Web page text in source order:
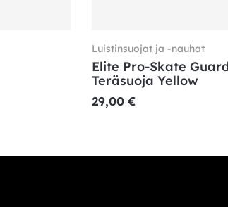
Luistinsuojat ja -nauhat
Elite Pro-Skate
Teräsuoja Yellow
29,00 €